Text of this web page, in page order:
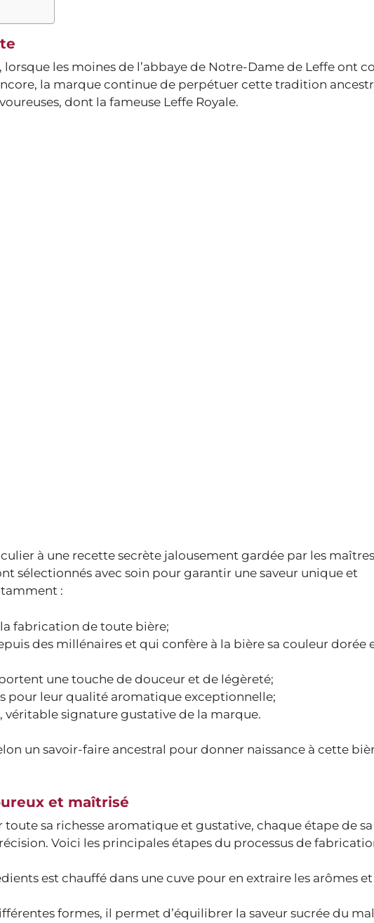
lorsque les moines de l’abbaye de Notre-Dame de Leffe ont
la marque continue de perpétuer cette tradition
dont la fameuse Leffe Royale.
à une recette secrète jalousement gardée par les maîtres
sélectionnés avec soin pour garantir une saveur unique et
:
fabrication de toute bière;
des millénaires et qui confère à la bière sa couleur dorée
une touche de douceur et de légèreté;
pour leur qualité aromatique exceptionnelle;
, véritable signature gustative de la marque.
un savoir-faire ancestral pour donner naissance à cette
et maîtrisé
toute sa richesse aromatique et gustative, chaque étape de sa
Voici les principales étapes du processus de
est chauffé dans une cuve pour en extraire les arômes et
formes, il permet d’équilibrer la saveur sucrée du